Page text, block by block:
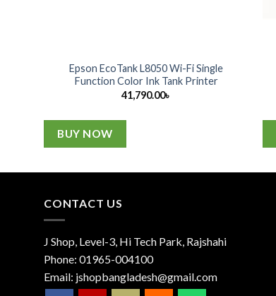
Epson EcoTank L8050 Wi-Fi Single
Function Color Ink Tank Printer
41,790.00৳
BUY NOW
CONTACT US
J Shop, Level-3, Hi Tech Park, Rajshahi
Phone: 01965-004100
Email: jshopbangladesh@gmail.com